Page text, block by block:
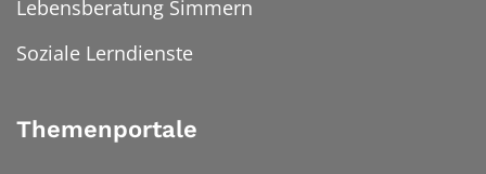
Lebensberatung Simmern
Soziale Lerndienste
Themenportale